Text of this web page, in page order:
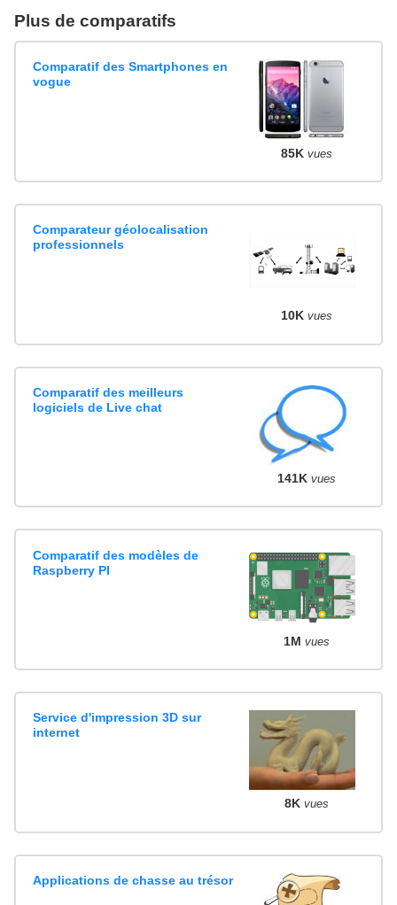
Plus de comparatifs
Comparatif des Smartphones en
vogue
85K vues
Comparateur géolocalisation
professionnels
10K vues
Comparatif des meilleurs
logiciels de Live chat
141K vues
Comparatif des modèles de
Raspberry PI
1M vues
Service d'impression 3D sur
internet
8K vues
Applications de chasse au trésor